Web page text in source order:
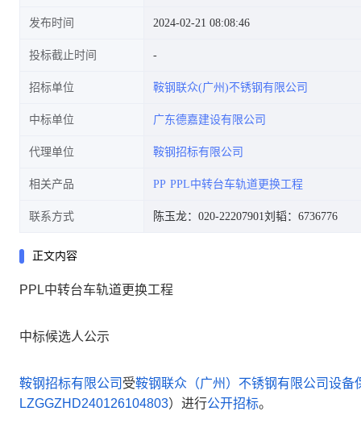
发布时间 2024-02-21 08:08:46
投标截止时间
招标单位 鞍钢联众(广州)不锈钢有限公司
中标单位 广东德嘉建设有限公司
代理单位 鞍钢招标有限公司
相关产品 PP PPL中转台车轨道更换工程
联系方式 陈玉龙：020-22207901刘韬：6736776
正文内容
PPL中转台车轨道更换工程
中标候选人公示
鞍钢招标有限公司 受鞍钢联众（广州）不锈钢有限公司设备
LZGGZHD240126104803） 进行公开招标。